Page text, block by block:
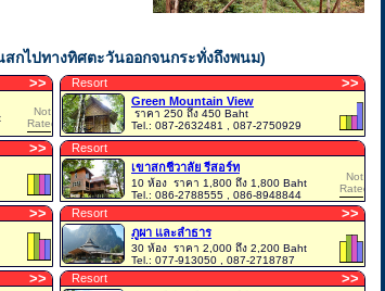
กไปทางทิศตะวันออกจนกระทั่งถึงพนม)
>>
Not
Rated
Resort >>
Green Mountain View
ราคา 250 ถึง 450 Baht
Tel.: 087-2632481 , 087-2750929
>>
Resort
เขาสกชีวาลัย รีสอร์ท
10 ห้อง ราคา 1,800 ถึง 1,800 Baht
Tel.: 086-2788555 , 086-8948844
Not
Rated
>> Resort >>
ภูผา และลำธาร
30 ห้อง ราคา 2,000 ถึง 2,200 Baht
Tel.: 077-913050 , 087-2718787
>> Resort >>